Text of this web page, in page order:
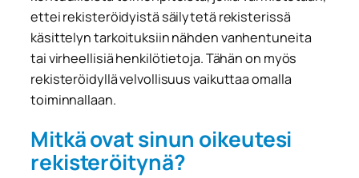
ettei rekisteröidyistä säilytetä rekisterissä
käsittelyn tarkoituksiin nähden vanhentuneita
tai virheellisiä henkilötietoja. Tähän on myös
rekisteröidyllä velvollisuus vaikuttaa omalla
toiminnallaan.
Mitkä ovat sinun oikeutesi
rekisteröitynä?